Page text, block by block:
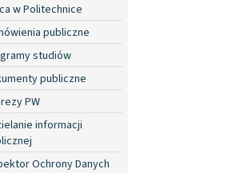
w Politechnice
publiczne
studiów
publiczne
PW
informacji
Ochrony Danych